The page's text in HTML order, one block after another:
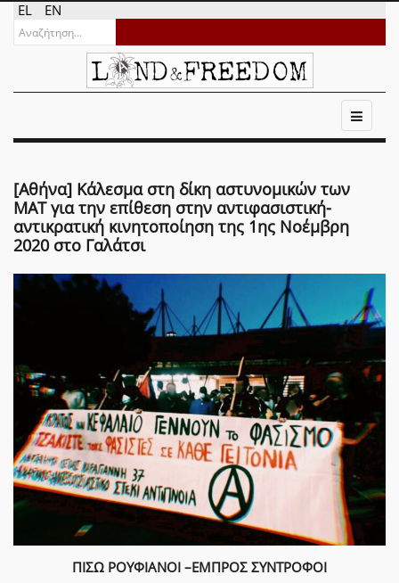
EL EN
[Αθήνα] Κάλεσμα στη δίκη αστυνομικών των
ΜΑΤ για την επίθεση στην αντιφασιστική-
αντικρατική κινητοποίηση της 1ης Νοέμβρη
2020 στο Γαλάτσι
ΠΙΣΩ ΡΟΥΦΙΑΝΟΙ –ΕΜΠΡΟΣ ΣΥΝΤΡΟΦΟΙ